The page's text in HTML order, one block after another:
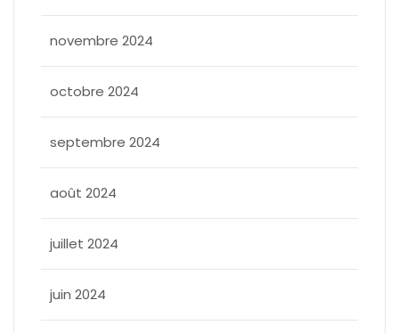
novembre 2024
octobre 2024
septembre 2024
août 2024
juillet 2024
juin 2024